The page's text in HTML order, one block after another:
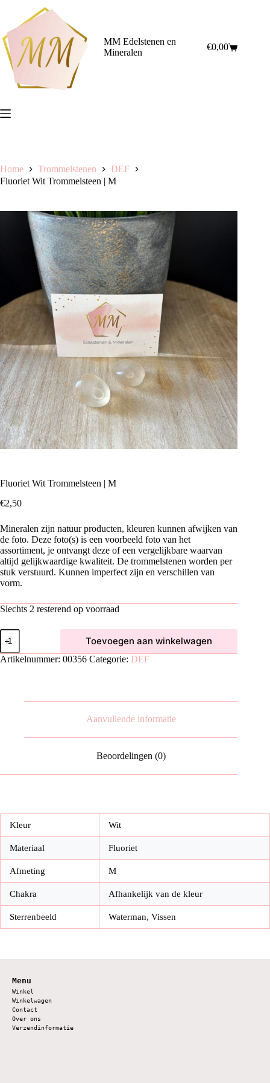
inhoud
MM Edelstenen en
Mineralen
Winkelwagen
€0,00
Home Trommelstenen
DEF
Fluoriet Wit Trommelsteen | M
Fluoriet Wit Trommelsteen | M
€2,50
Mineralen zijn natuur producten, kleuren kunnen afwijken van
de foto. Deze foto(s) is een voorbeeld foto van het
assortiment, je ontvangt deze of een vergelijkbare waarvan
altijd gelijkwaardige kwaliteit. De trommelstenen worden per
stuk verstuurd. Kunnen imperfect zijn en verschillen van
vorm.
Slechts 2 resterend op voorraad
Fluoriet
Wit
Trommelsteen
|
Toevoegen aan winkelwagen
Artikelnummer: 00356 Categorie: DEF
Aanvullende informatie
Beoordelingen (0)
Kleur Wit
Materiaal Fluoriet
Afmeting M
Chakra Afhankelijk van de kleur
Sterrenbeeld Waterman, Vissen
Menu
Winkel
Winkelwagen
Contact
Over ons
Verzendinformatie